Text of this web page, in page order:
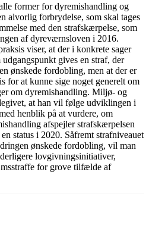
former for dyremishandling og
alvorlig forbrydelse, som skal tages
med den strafskærpelse, som
af dyreværnsloven i 2016.
viser, at der i konkrete sager
gives en straf, der
ønskede fordobling, men at der er
for at kunne sige noget generelt om
om dyremishandling. Miljø- og
at han vil følge udviklingen i
henblik på at vurdere, om
afspejler strafskærpelsen
status i 2020. Såfremt strafniveauet
ønskede fordobling, vil man
lovgivningsinitiativer,
for grove tilfælde af